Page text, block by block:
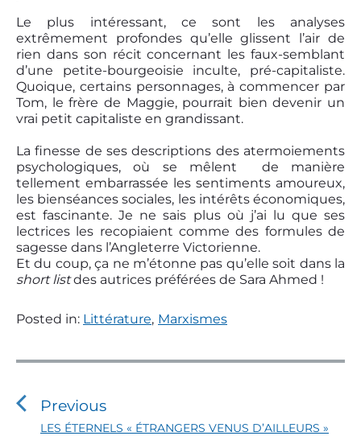
Le plus intéressant, ce sont les analyses
extrêmement profondes qu’elle glissent l’air de
rien dans son récit concernant les faux-semblant
d’une petite-bourgeoisie inculte, pré-capitaliste.
Quoique, certains personnages, à commencer par
Tom, le frère de Maggie, pourrait bien devenir un
vrai petit capitaliste en grandissant.
La finesse de ses descriptions des atermoiements
psychologiques, où se mêlent de manière
tellement embarrassée les sentiments amoureux,
les bienséances sociales, les intérêts économiques,
est fascinante. Je ne sais plus où j’ai lu que ses
lectrices les recopiaient comme des formules de
sagesse dans l’Angleterre Victorienne.
Et du coup, ça ne m’étonne pas qu’elle soit dans la
short listdes autrices préférées de Sara Ahmed !
Posted in: Littérature, Marxismes
N
v
Previous
P
LES ÉTERNELS « ÉTRANGERS VENUS D’AILLEURS »